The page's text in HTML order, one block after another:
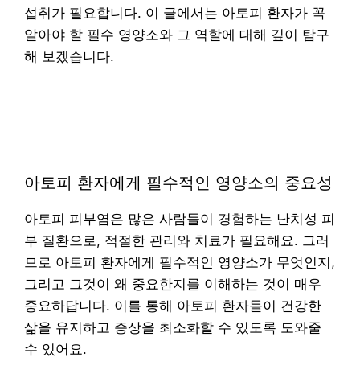
섭취가 필요합니다. 이 글에서는 아토피 환자가 꼭
알아야 할 필수 영양소와 그 역할에 대해 깊이 탐구
해 보겠습니다.
아토피 환자에게 필수적인 영양소의 중요성
아토피 피부염은 많은 사람들이 경험하는 난치성 피
부 질환으로, 적절한 관리와 치료가 필요해요. 그러
므로 아토피 환자에게 필수적인 영양소가 무엇인지,
그리고 그것이 왜 중요한지를 이해하는 것이 매우
중요하답니다. 이를 통해 아토피 환자들이 건강한
삶을 유지하고 증상을 최소화할 수 있도록 도와줄
수 있어요.